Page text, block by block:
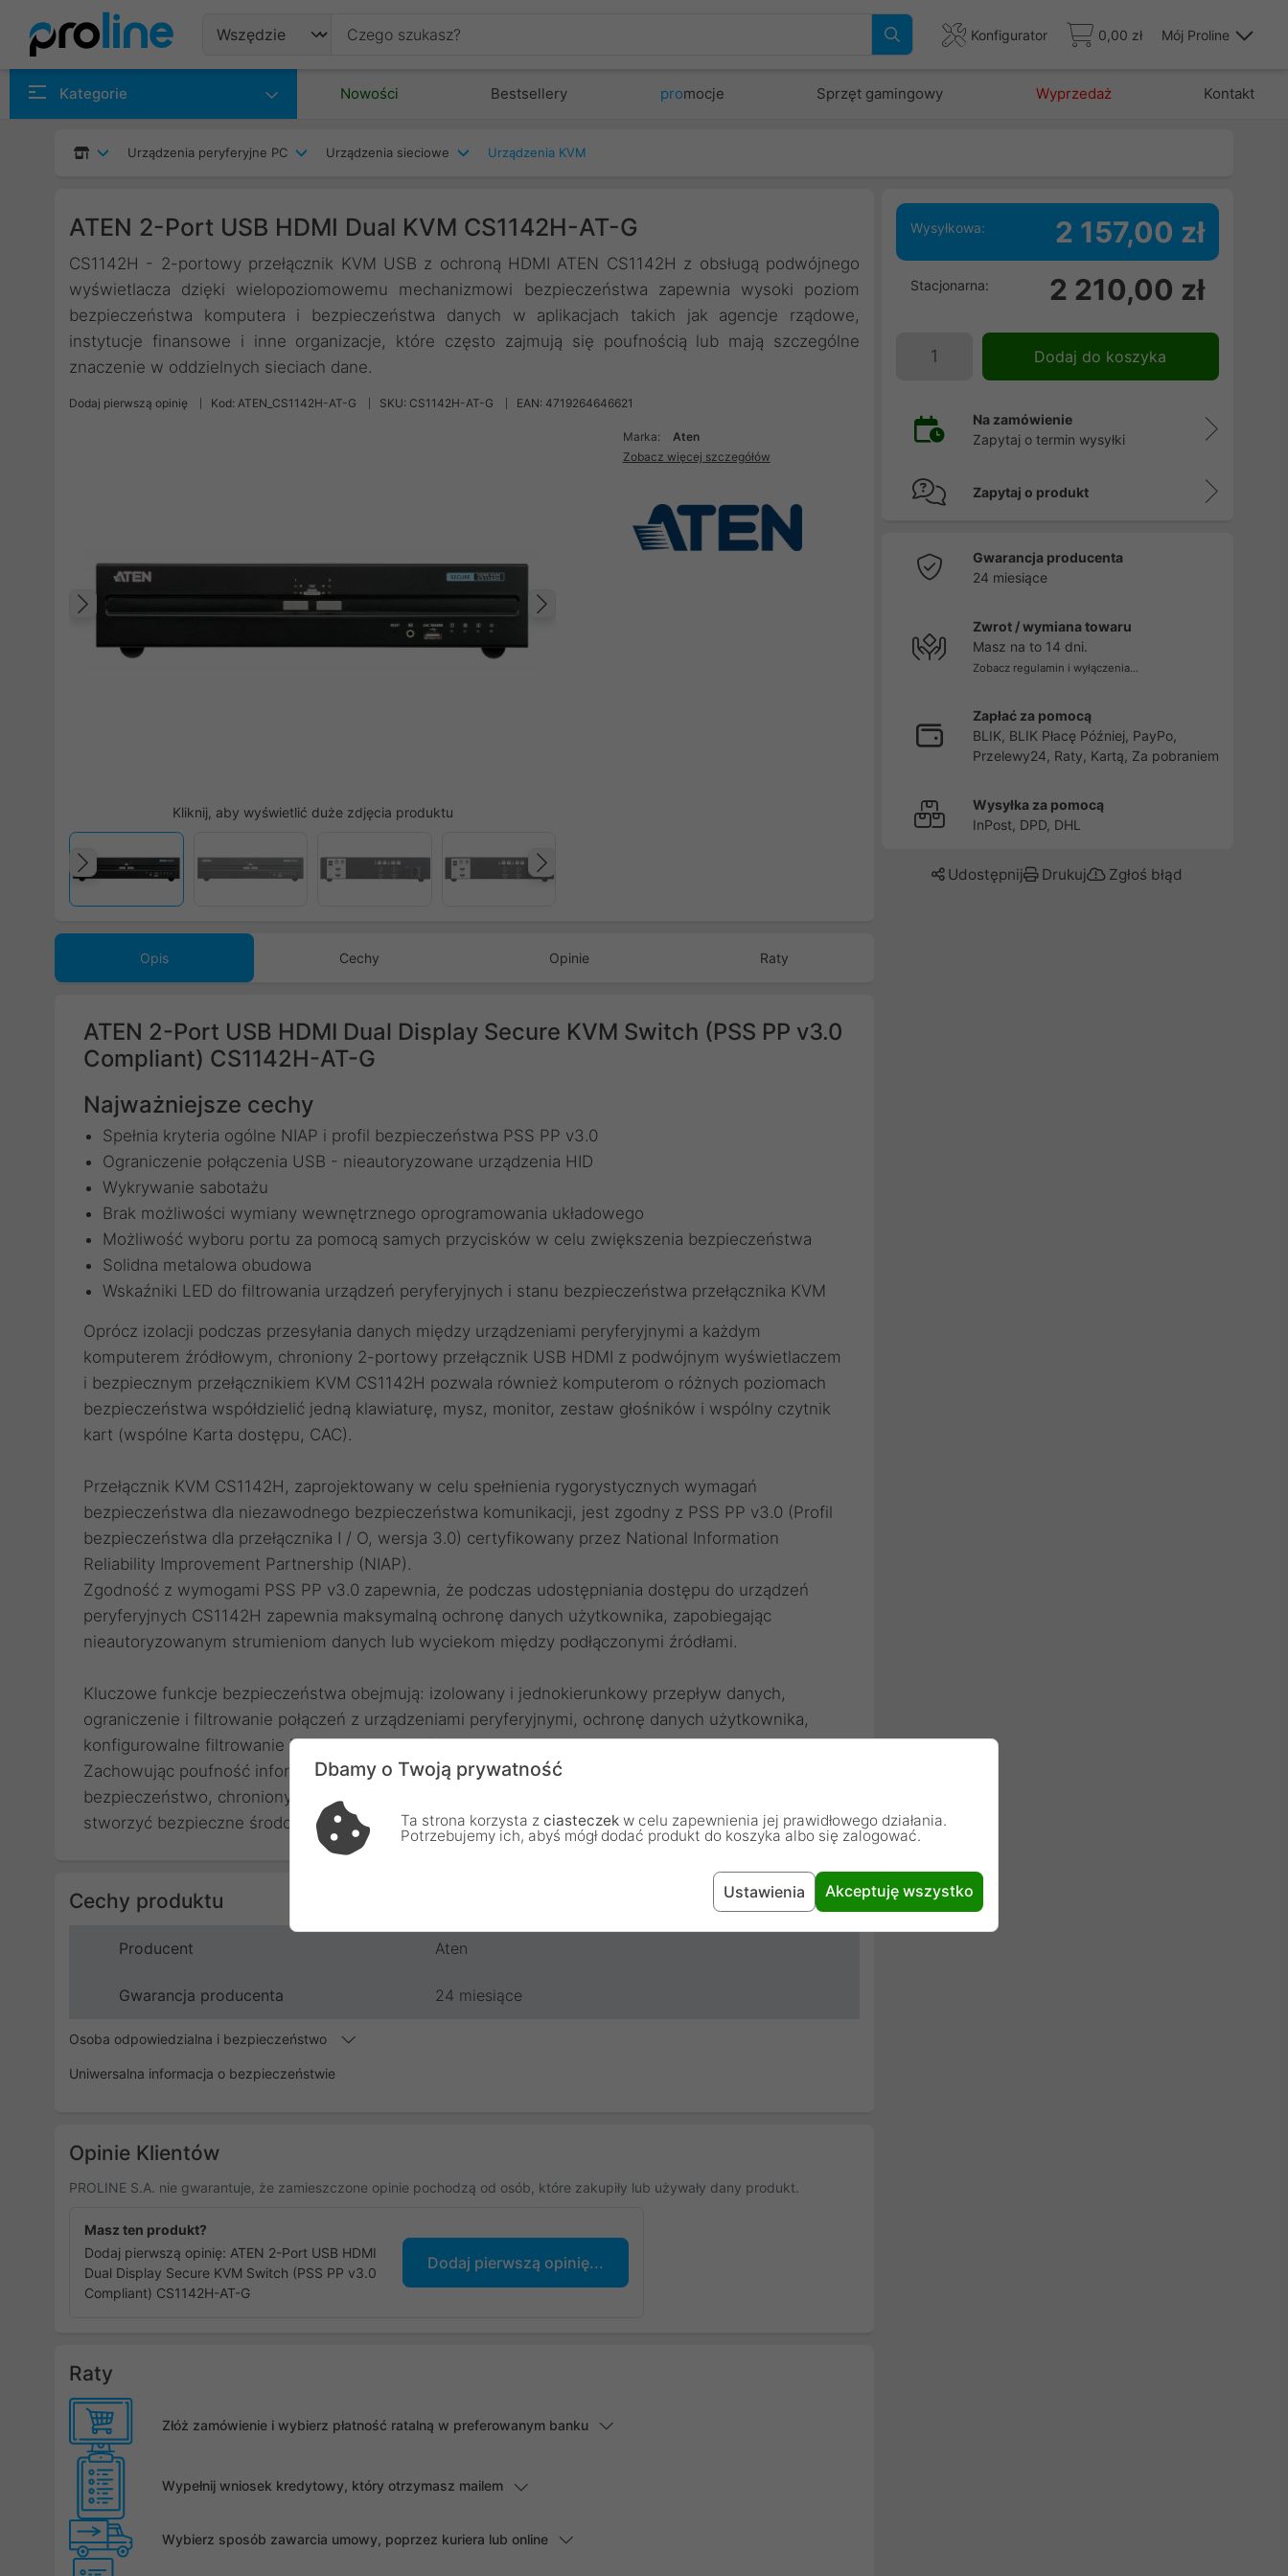
Konfigurator 0,00 zł Mój Proline
Kategorie Nowości Bestsellery promocje Sprzęt gamingowy Wyprzedaż Kontakt
Urządzenia peryferyjne PC Urządzenia sieciowe Urządzenia KVM
ATEN 2-Port USB HDMI Dual KVM CS1142H-AT-G
CS1142H - 2-portowy przełącznik KVM USB z ochroną HDMI ATEN CS1142H z obsługą podwójnego
wyświetlacza dzięki wielopoziomowemu mechanizmowi bezpieczeństwa zapewnia wysoki poziom
bezpieczeństwa komputera i bezpieczeństwa danych w aplikacjach takich jak agencje rządowe,
instytucje finansowe i inne organizacje, które często zajmują się poufnością lub mają szczególne
znaczenie w oddzielnych sieciach dane.
Dodaj pierwszą opinię Kod: ATEN_CS1142H-AT-G SKU: CS1142H-AT-G EAN: 4719264646621
Poprzedni
Kliknij, aby wyświetlić duże zdjęcia produktu
Następny
Poprzedni
Marka:
Aten
Zobacz więcej szczegółów
Opis Cechy Opinie Raty
ATEN 2-Port USB HDMI Dual Display Secure KVM Switch (PSS PP v3.0
Compliant) CS1142H-AT-G
Najważniejsze cechy
Spełnia kryteria ogólne NIAP i profil bezpieczeństwa PSS PP v3.0
Ograniczenie połączenia USB - nieautoryzowane urządzenia HID
Wykrywanie sabotażu
Brak możliwości wymiany wewnętrznego oprogramowania układowego
Możliwość wyboru portu za pomocą samych przycisków w celu zwiększenia bezpieczeństwa
Solidna metalowa obudowa
Wskaźniki LED do filtrowania urządzeń peryferyjnych i stanu bezpieczeństwa przełącznika KVM
Oprócz izolacji podczas przesyłania danych między urządzeniami peryferyjnymi a każdym
komputerem źródłowym, chroniony 2-portowy przełącznik USB HDMI z podwójnym wyświetlaczem
i bezpiecznym przełącznikiem KVM CS1142H pozwala również komputerom o różnych poziomach
bezpieczeństwa współdzielić jedną klawiaturę, mysz, monitor, zestaw głośników i wspólny czytnik
kart (wspólne Karta dostępu, CAC).
Przełącznik KVM CS1142H, zaprojektowany w celu spełnienia rygorystycznych wymagań
bezpieczeństwa dla niezawodnego bezpieczeństwa komunikacji, jest zgodny z PSS PP v3.0 (Profil
bezpieczeństwa dla przełącznika I / O, wersja 3.0) certyfikowany przez National Information
Reliability Improvement Partnership (NIAP).
Zgodność z wymogami PSS PP v3.0 zapewnia, że ​​podczas udostępniania dostępu do urządzeń
peryferyjnych CS1142H zapewnia maksymalną ochronę danych użytkownika, zapobiegając
nieautoryzowanym strumieniom danych lub wyciekom między podłączonymi źródłami.
Kluczowe funkcje bezpieczeństwa obejmują: izolowany i jednokierunkowy przepływ danych,
ograniczenie i filtrowanie połączeń z urządzeniami peryferyjnymi, ochronę danych użytkownika,
konfigurowalne filtrowanie i kontrola urządzeń, konstrukcja antywłamaniowa.
Zachowując poufność informacji podczas pracy z kilkoma komputerami i zapewniając większe
bezpieczeństwo, chroniony przełącznik KVM ma wygodną konstrukcję, która pozwala natychmiast
stworzyć bezpieczne środowisko.
Cechy produktu
Producent Aten
Gwarancja producenta 24 miesiące
Osoba odpowiedzialna i bezpieczeństwo
Uniwersalna informacja o bezpieczeństwie
Opinie Klientów
PROLINE S.A. nie gwarantuje, że zamieszczone opinie pochodzą od osób, które zakupiły lub używały dany produkt.
Masz ten produkt?
Dodaj pierwszą opinię: ATEN 2-Port USB HDMI
Dual Display Secure KVM Switch (PSS PP v3.0
Compliant) CS1142H-AT-G
Dodaj pierwszą opinię...
Raty
Złóż zamówienie i wybierz płatność ratalną w preferowanym banku
Wypełnij wniosek kredytowy, który otrzymasz mailem
Wybierz sposób zawarcia umowy, poprzez kuriera lub online
Wysyłkowa: 2 157,00 zł
Stacjonarna: 2 210,00 zł
Dodaj do koszyka
Na zamówienie
Zapytaj o termin wysyłki
Zapytaj o produkt
Gwarancja producenta
24 miesiące
Zwrot / wymiana towaru
Masz na to 14 dni.
Zobacz regulamin i wyłączenia...
Zapłać za pomocą
BLIK, BLIK Płacę Później, PayPo,
Przelewy24, Raty, Kartą, Za pobraniem
Wysyłka za pomocą
InPost, DPD, DHL
Udostępnij Drukuj Zgłoś błąd
Dbamy o Twoją prywatność
Ta strona korzysta z ciasteczek w celu zapewnienia jej prawidłowego działania.
Potrzebujemy ich, abyś mógł dodać produkt do koszyka albo się zalogować.
Ustawienia Akceptuję wszystko